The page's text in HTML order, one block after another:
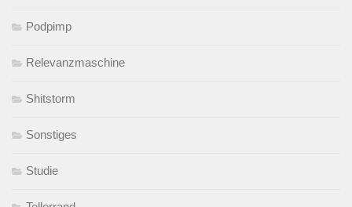
Podpimp
Relevanzmaschine
Shitstorm
Sonstiges
Studie